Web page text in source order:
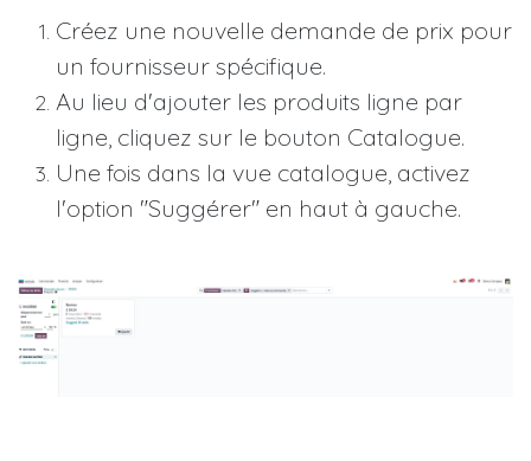
Créez une nouvelle demande de prix pour
un fournisseur spécifique.
Au lieu d'ajouter les produits ligne par
ligne, cliquez sur le bouton Catalogue.
Une fois dans la vue catalogue, activez
l'option "Suggérer" en haut à gauche.